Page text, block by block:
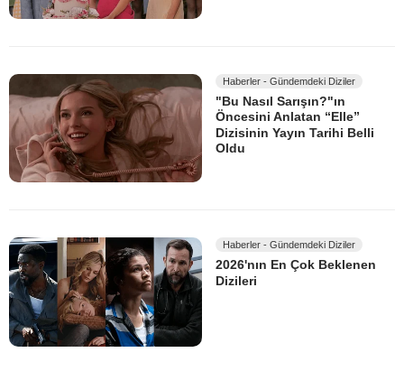
Haberler - Gündemdeki Diziler
"Bu Nasıl Sarışın?"ın
Öncesini Anlatan “Elle”
Dizisinin Yayın Tarihi Belli
Oldu
Haberler - Gündemdeki Diziler
2026'nın En Çok Beklenen
Dizileri